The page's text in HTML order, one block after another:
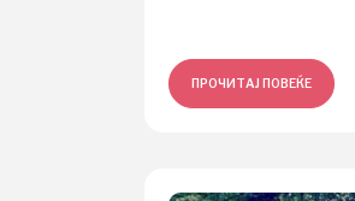
ПРОЧИТАЈ ПОВЕЌЕ